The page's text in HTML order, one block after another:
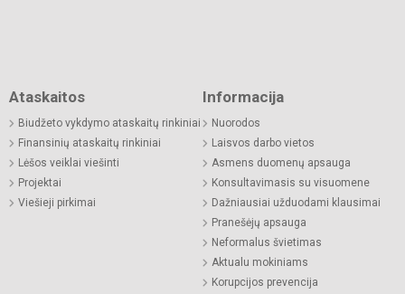
Ataskaitos
Biudžeto vykdymo ataskaitų rinkiniai
Finansinių ataskaitų rinkiniai
Lėšos veiklai viešinti
Projektai
Viešieji pirkimai
Informacija
Nuorodos
Laisvos darbo vietos
Asmens duomenų apsauga
Konsultavimasis su visuomene
Dažniausiai užduodami klausimai
Pranešėjų apsauga
Neformalus švietimas
Aktualu mokiniams
Korupcijos prevencija